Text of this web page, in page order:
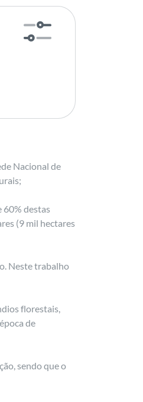
Nacional de
60% destas
(9 mil hectares
Neste trabalho
florestais,
de
sendo que o